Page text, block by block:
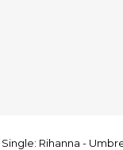
Single: Rihanna -